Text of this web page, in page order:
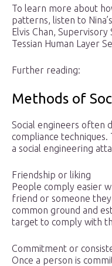
To learn more about
patterns, listen to
Elvis Chan,
Tessian Human Layer
Further reading:
Methods of
Social engineers often
compliance
a social engineering
Friendship or liking
People comply easier
friend or someone
common ground and
target to comply with
Commitment or
Once a person is